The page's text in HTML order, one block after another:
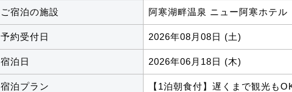
ご宿泊の施設 阿寒湖畔温泉 ニュー阿寒ホテル
予約受付日 2026年08月08日 (土)
宿泊日 2026年06月18日 (木)
宿泊プラン 【1泊朝食付】遅くまで観光も